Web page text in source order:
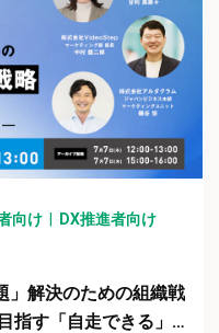
向け
DX推進者向け
」解決のための組織戦
指す「自走できる」